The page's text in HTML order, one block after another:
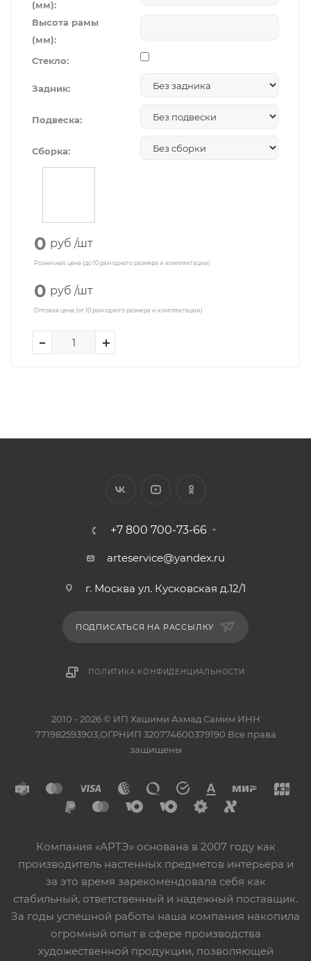
(мм):
Высота рамы
(мм):
Стекло:
Задник:
Подвеска:
Сборка:
0 руб /шт
Розничная цена (до 10 рам одного размера и комплектации)
0 руб /шт
Оптовая цена (от 10 рам одного размера и комплектации)
+7 800 700-73-66
arteservice@yandex.ru
г. Москва ул. Кусковская д.12/1
ПОДПИСАТЬСЯ НА РАССЫЛКУ
ПОЛИТИКА КОНФИДЕНЦИАЛЬНОСТИ
2010 - 2026 © ИП Хашими Ахмад Самим ИНН
771982593903,ОГРНИП 320774600379190 Все права
защищены
Компания «АРТЭ» основана в 2007 году как
производитель настенных предметов интерьера и
за это время зарекомендовала себя как
стабильный, ответственный и надежный поставщик.
За годы успешной работы наша компания накопила
огромный опыт в сфере производства
художественной продукции, позволяющей